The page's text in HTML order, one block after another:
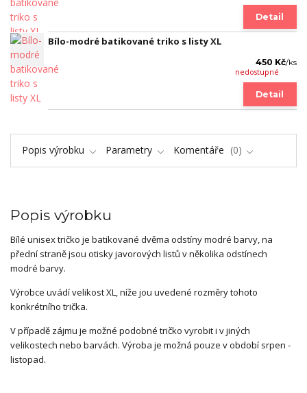
Detail
Bílo-modré batikované triko s listy XL
450 Kč/ks
nedostupné
Detail
Popis výrobku Parametry Komentáře 0
Popis výrobku
Bílé unisex tričko je batikované dvěma odstíny modré barvy, na
přední straně jsou otisky javorových listů v několika odstínech
modré barvy.
Výrobce uvádí velikost XL, níže jou uvedené rozměry tohoto
konkrétního trička.
V případě zájmu je možné podobné tričko vyrobit i v jiných
velikostech nebo barvách. Výroba je možná pouze v období srpen -
listopad.